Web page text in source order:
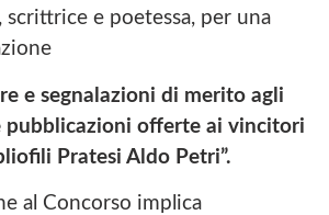
scrittrice e poetessa, per una
e segnalazioni di merito agli
offerte ai vincitori
Pratesi Aldo Petri”.
al Concorso implica